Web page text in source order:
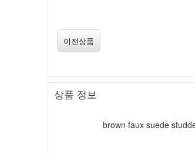
이전상품
상품 정보
brown faux suede